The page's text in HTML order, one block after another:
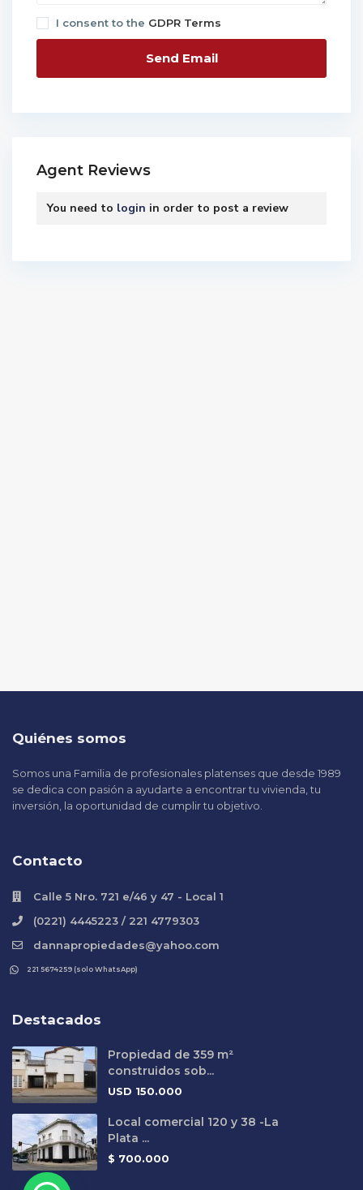
I consent to the GDPR Terms
Agent Reviews
You need to login in order to post a review
Quiénes somos
Somos una Familia de profesionales platenses que desde 1989
se dedica con pasión a ayudarte a encontrar tu vivienda, tu
inversión, la oportunidad de cumplir tu objetivo.
Contacto
Calle 5 Nro. 721 e/46 y 47 - Local 1
(0221) 4445223 / 221 4779303
dannapropiedades@yahoo.com
221 5674259 (solo WhatsApp)
Destacados
Propiedad de 359 m²
construidos sob...
USD 150.000
Local comercial 120 y 38 -La
Plata ...
$ 700.000